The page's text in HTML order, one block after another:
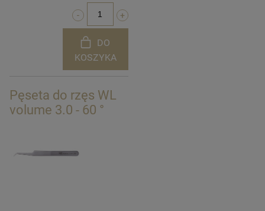
DO
KOSZYKA
Pęseta do rzęs WL
volume 3.0 - 60 °